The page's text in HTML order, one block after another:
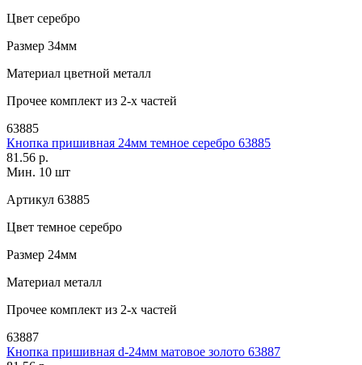
Цвет серебро
Размер 34мм
Материал цветной металл
Прочее комплект из 2-х частей
63885
Кнопка пришивная 24мм темное серебро 63885
81.56 р.
Мин. 10 шт
Артикул 63885
Цвет темное серебро
Размер 24мм
Материал металл
Прочее комплект из 2-х частей
63887
Кнопка пришивная d-24мм матовое золото 63887